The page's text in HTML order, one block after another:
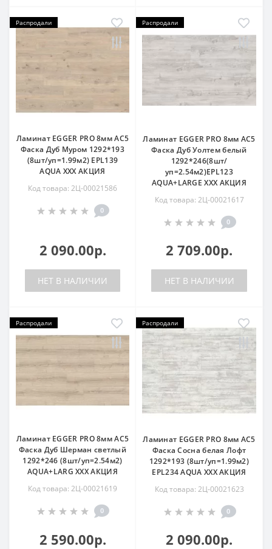
Распродали
Ламинат EGGER PRO 8мм AC5
Фаска Дуб Муром 1292*193
(8шт/уп=1.99м2) EPL139
AQUA ХХХ АКЦИЯ
Код товара: 2Ц-00021586
0
2 090.00р.
НЕТ В НАЛИЧИИ
Распродали
Ламинат EGGER PRO 8мм AC5
Фаска Дуб Уолтем белый
1292*246(8шт/
уп=2.54м2)EPL123
AQUA+LARGE ХХХ АКЦИЯ
Код товара: 2Ц-00021617
0
2 709.00р.
НЕТ В НАЛИЧИИ
Распродали
Ламинат EGGER PRO 8мм AC5
Фаска Дуб Шерман светлый
1292*246 (8шт/уп=2.54м2)
АQUA+LARG ХХХ АКЦИЯ
Код товара: 2Ц-00021619
0
2 590.00р.
Распродали
Ламинат EGGER PRO 8мм AC5
Фаска Сосна белая Лофт
1292*193 (8шт/уп=1.99м2)
EPL234 AQUA ХХХ АКЦИЯ
Код товара: 2Ц-00021623
0
2 090.00р.